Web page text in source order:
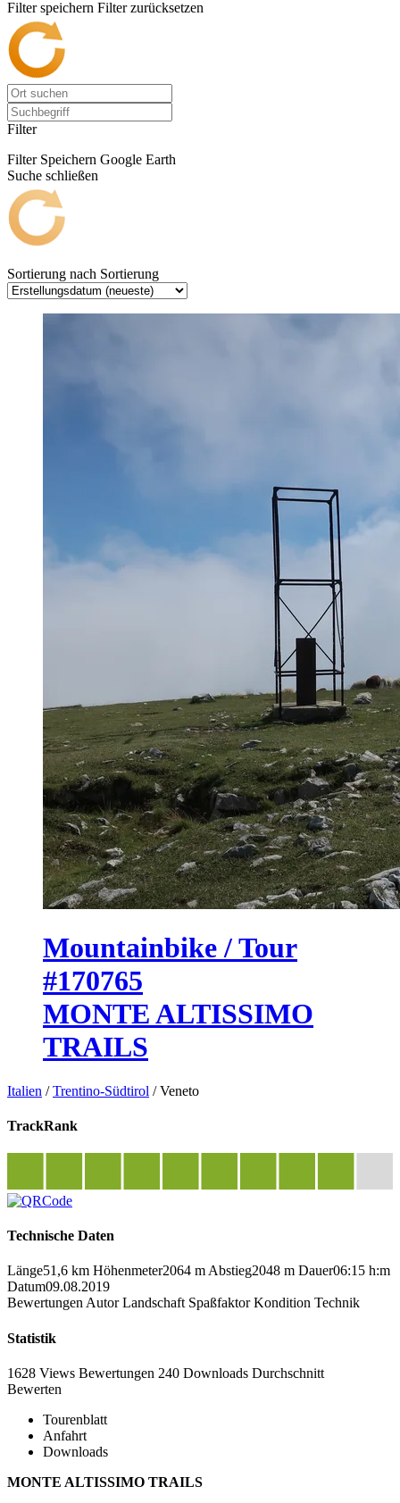
Filter speichern Filter zurücksetzen
Filter
Filter Speichern Google Earth
Suche schließen
Sortierung nach Sortierung
Mountainbike / Tour
#170765
MONTE ALTISSIMO
TRAILS
Italien /Trentino-Südtirol /Veneto
TrackRank
Technische Daten
Länge51,6 km Höhenmeter2064 m Abstieg2048 m Dauer06:15 h:m
Datum09.08.2019
Bewertungen Autor Landschaft Spaßfaktor Kondition Technik
Statistik
1628 Views Bewertungen 240 Downloads Durchschnitt
Bewerten
Tourenblatt
Anfahrt
Downloads
MONTE ALTISSIMO TRAILS